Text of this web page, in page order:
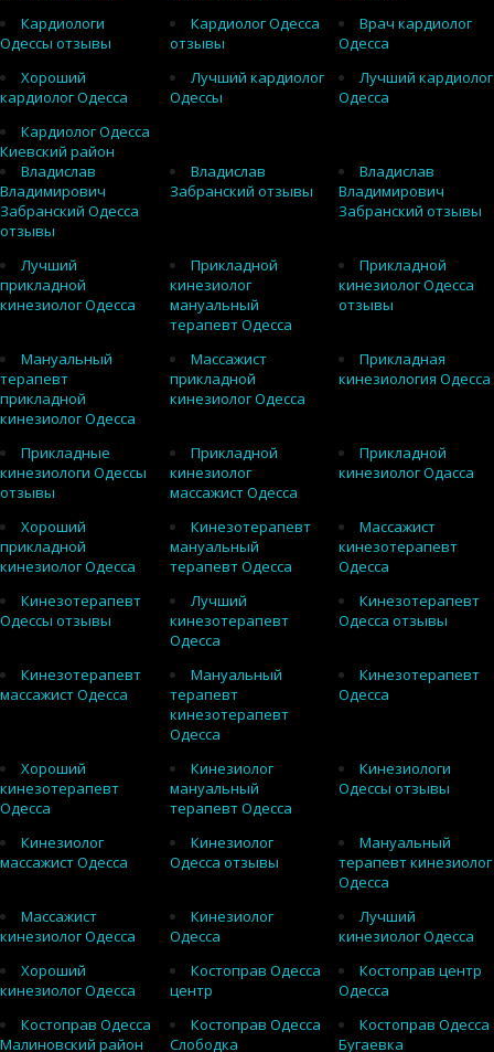
Кардиологи
Одессы отзывы
Кардиолог Одесса
отзывы
Врач кардиолог
Одесса
Хороший
кардиолог Одесса
Лучший кардиолог
Одессы
Лучший кардиолог
Одесса
Кардиолог Одесса
Киевский район
Владислав
Владимирович
Забранский Одесса
отзывы
Владислав
Забранский отзывы
Владислав
Владимирович
Забранский отзывы
Лучший
прикладной
кинезиолог Одесса
Прикладной
кинезиолог
мануальный
терапевт Одесса
Прикладной
кинезиолог Одесса
отзывы
Мануальный
терапевт
прикладной
кинезиолог Одесса
Массажист
прикладной
кинезиолог Одесса
Прикладная
кинезиология Одесса
Прикладные
кинезиологи Одессы
отзывы
Прикладной
кинезиолог
массажист Одесса
Прикладной
кинезиолог Одасса
Хороший
прикладной
кинезиолог Одесса
Кинезотерапевт
мануальный
терапевт Одесса
Массажист
кинезотерапевт
Одесса
Кинезотерапевт
Одессы отзывы
Лучший
кинезотерапевт
Одесса
Кинезотерапевт
Одесса отзывы
Кинезотерапевт
массажист Одесса
Мануальный
терапевт
кинезотерапевт
Одесса
Кинезотерапевт
Одесса
Хороший
кинезотерапевт
Одесса
Кинезиолог
мануальный
терапевт Одесса
Кинезиологи
Одессы отзывы
Кинезиолог
массажист Одесса
Кинезиолог
Одесса отзывы
Мануальный
терапевт кинезиолог
Одесса
Массажист
кинезиолог Одесса
Кинезиолог
Одесса
Лучший
кинезиолог Одесса
Хороший
кинезиолог Одесса
Костоправ Одесса
центр
Костоправ центр
Одесса
Костоправ Одесса
Малиновский район
Костоправ Одесса
Слободка
Костоправ Одесса
Бугаевка